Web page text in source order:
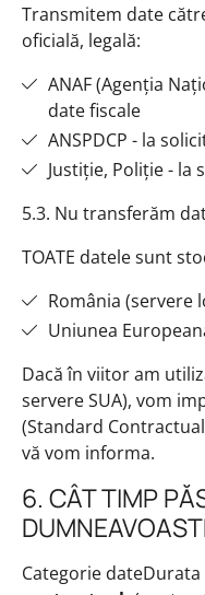
Transmitem date
oficială, legală:
ANAF (Agenția
date fiscale
ANSPDCP - la
Justiție, Poliție - la
5.3. Nu transferăm
TOATE datele sunt
România (servere
Uniunea
Dacă în viitor am
servere SUA), vom
(Standard
vă vom informa.
6. CÂT TIMP
Categorie